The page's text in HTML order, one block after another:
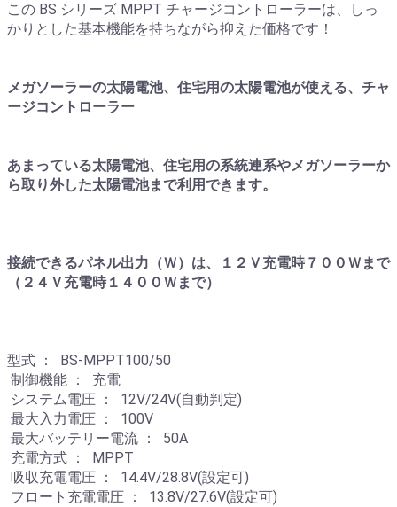
この BS シリーズ MPPT チャージコントローラーは、しっ
かりとした基本機能を持ちながら抑えた価格です！
メガソーラーの太陽電池、住宅用の太陽電池が使える、チャ
ージコントローラー
あまっている太陽電池、住宅用の系統連系やメガソーラーか
ら取り外した太陽電池まで利用できます。
接続できるパネル出力（Ｗ）は、１２Ｖ充電時７００Ｗまで
（２４Ｖ充電時１４００Ｗまで）
型式 ： BS-MPPT100/50
制御機能 ： 充電
システム電圧 ： 12V/24V(自動判定)
最大入力電圧 ： 100V
最大バッテリー電流 ： 50A
充電方式 ： MPPT
吸収充電電圧 ： 14.4V/28.8V(設定可)
フロート充電電圧 ： 13.8V/27.6V(設定可)